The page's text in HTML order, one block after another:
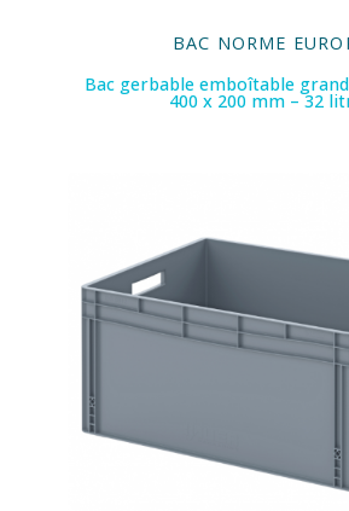
BAC NORME
Bac gerbable emboîtable
400 x 200 mm – 32